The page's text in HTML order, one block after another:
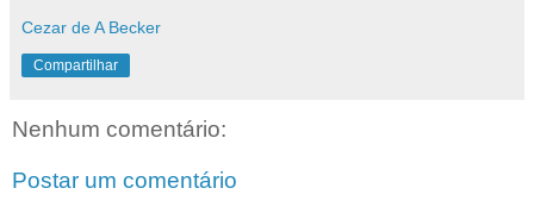
Cezar de A Becker
Compartilhar
Nenhum comentário:
Postar um comentário